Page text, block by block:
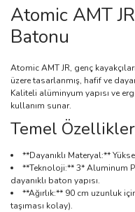
Atomic AMT
Batonu
Atomic AMT JR, genç
üzere tasarlanmış, hafif ve
Kaliteli alüminyum yapısı ve
kullanım sunar.
Temel Özellikler
**Dayanıklı Materyal:**
**Teknoloji:** 3* Aluminum
dayanıklı baton yapısı.
**Ağırlık:** 90 cm uzunluk
taşıması kolay).